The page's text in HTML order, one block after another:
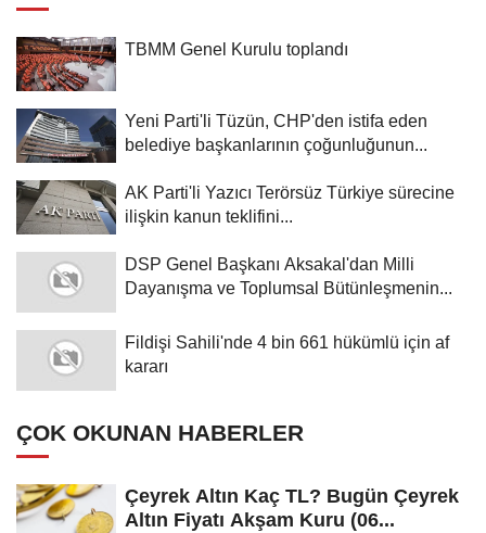
TBMM Genel Kurulu toplandı
Yeni Parti'li Tüzün, CHP'den istifa eden
belediye başkanlarının çoğunluğunun...
AK Parti'li Yazıcı Terörsüz Türkiye sürecine
ilişkin kanun teklifini...
DSP Genel Başkanı Aksakal'dan Milli
Dayanışma ve Toplumsal Bütünleşmenin...
Fildişi Sahili'nde 4 bin 661 hükümlü için af
kararı
ÇOK OKUNAN HABERLER
Çeyrek Altın Kaç TL? Bugün Çeyrek
Altın Fiyatı Akşam Kuru (06...